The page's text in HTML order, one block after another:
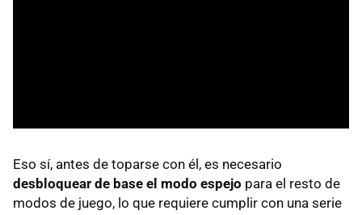
Eso sí, antes de toparse con él, es necesario
desbloquear de base el modo espejo para el resto de
modos de juego, lo que requiere cumplir con una serie